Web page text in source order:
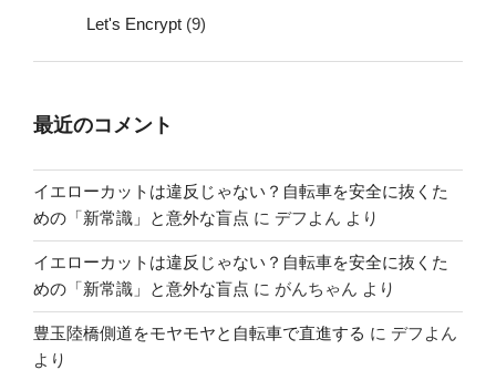
Let's Encrypt (9)
最近のコメント
イエローカットは違反じゃない？自転車を安全に抜くた
めの「新常識」と意外な盲点 に デフよん より
イエローカットは違反じゃない？自転車を安全に抜くた
めの「新常識」と意外な盲点 に がんちゃん より
豊玉陸橋側道をモヤモヤと自転車で直進する に デフよん
より